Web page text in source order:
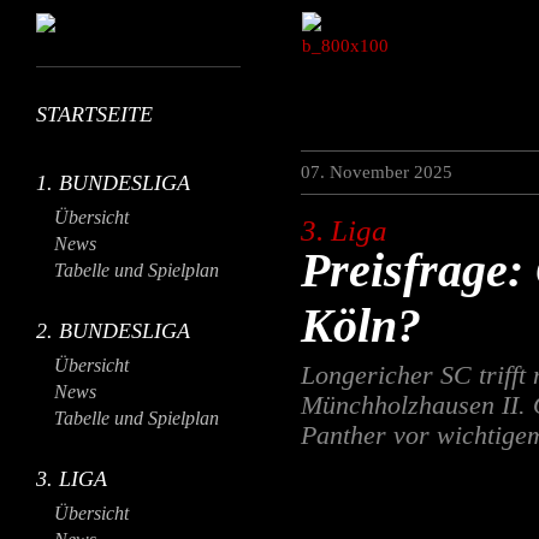
STARTSEITE
1. BUNDESLIGA
Übersicht
News
Tabelle und Spielplan
2. BUNDESLIGA
Übersicht
News
Tabelle und Spielplan
3. LIGA
Übersicht
07. November 2025
3. Liga
Preisfrage:
Köln?
Longericher SC trifft
Münchholzhausen II.
Panther vor